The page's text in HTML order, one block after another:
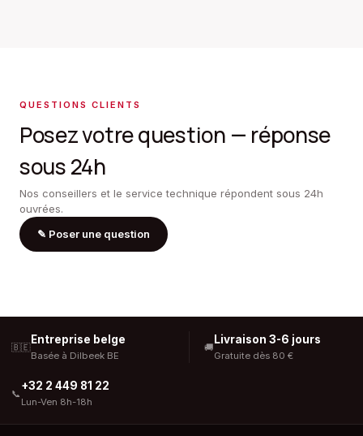
QUESTIONS CLIENTS
Posez votre question — réponse
sous 24h
Nos conseillers et le service technique répondent sous 24h
ouvrées.
✎ Poser une question
🇧🇪
Entreprise belge
Basée à Dilbeek BE
🚚
Livraison 3-6 jours
Gratuite dès 80 €
📞
+32 2 449 81 22
Lun-Ven 8h-18h